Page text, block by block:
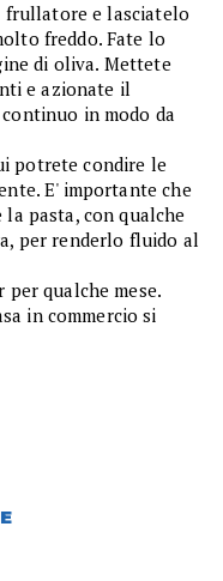
frullatore e lasciatelo
freddo. Fate lo
di oliva. Mettete
e azionate il
in modo da
potrete condire le
E' importante che
pasta, con qualche
per renderlo fluido al
qualche mese.
in commercio si